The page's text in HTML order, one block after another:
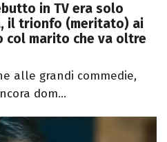
in TV era solo
il trionfo (meritato) ai
col marito che va oltre
alle grandi commedie,
dom...